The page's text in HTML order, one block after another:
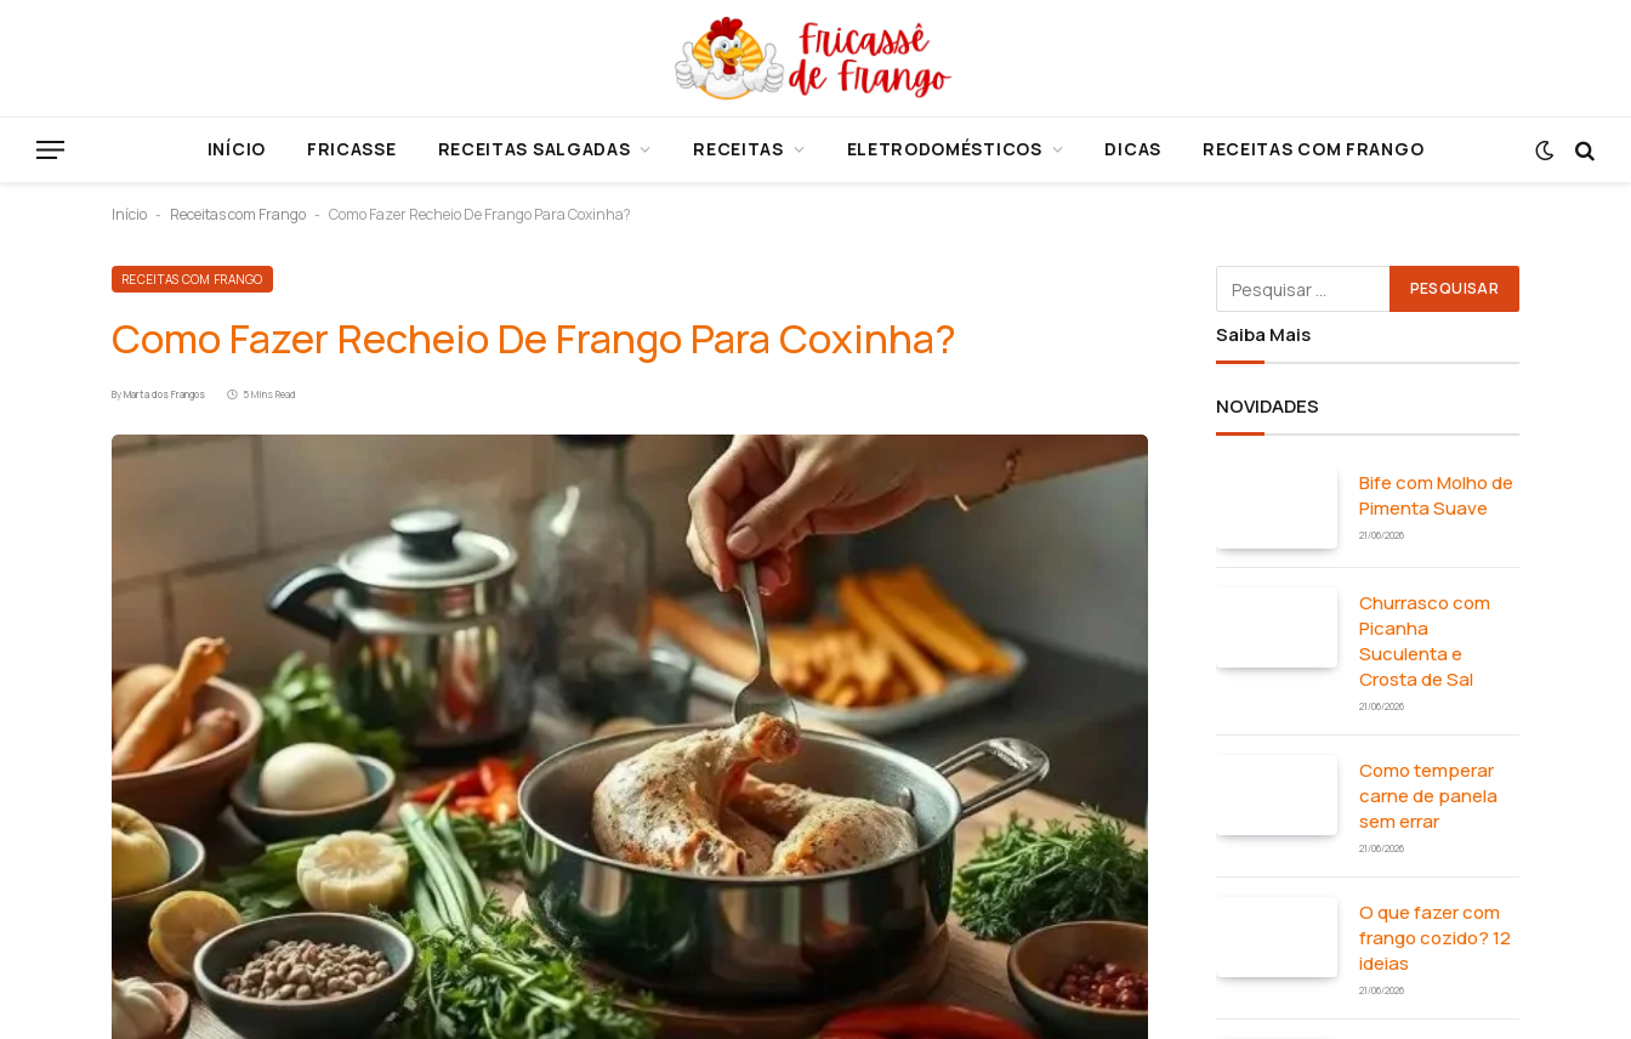
INÍCIO FRICASSE RECEITAS SALGADAS RECEITAS ELETRODOMÉSTICOS DICAS RECEITAS COM FRANGO
Início - Receitas com Frango - Como Fazer Recheio De Frango Para Coxinha?
RECEITAS COM FRANGO
Como Fazer Recheio De Frango Para Coxinha?
ByMarta dos Frangos 5 Mins Read
Saiba Mais
NOVIDADES
Bife com Molho de
Pimenta Suave
21/06/2026
Churrasco com
Picanha
Suculenta e
Crosta de Sal
21/06/2026
Como temperar
carne de panela
sem errar
21/06/2026
O que fazer com
frango cozido? 12
ideias
21/06/2026